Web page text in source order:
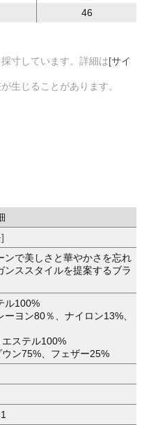
46
寸しています。詳細は[サイ
生じることがあります。
ンで美しさと華やかさを忘れ
ンススタイルを提案するブラ
ル100%
ヨン80％、ナイロン13%、
ステル100%
ン75%、フェザー25%